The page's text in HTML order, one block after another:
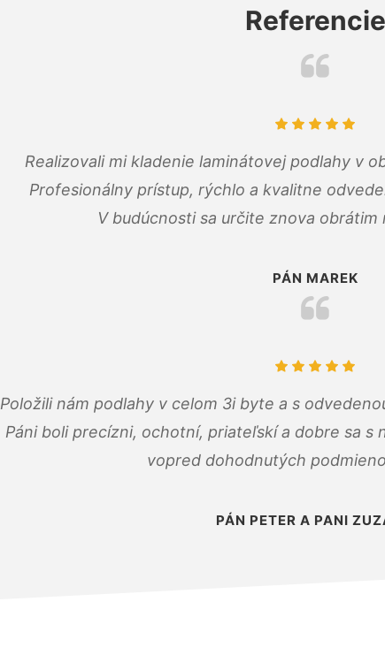
Referencie
Realizovali mi kladenie laminátovej podlahy v
Profesionálny prístup, rýchlo a kvalitne
V budúcnosti sa určite znova obrátim
PÁN MAREK
Položili nám podlahy v celom 3i byte a s
Páni boli precízni, ochotní, priateľskí a dobre sa s
vopred dohodnutých
PÁN PETER A PANI